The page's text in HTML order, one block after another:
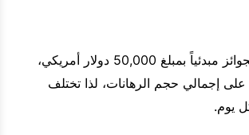
تم تحديد مجموع الجوائز مبدئياً بمبلغ 50,000 دولار أمريكي،
على إجمالي حجم الرهانات، لذا تختلف
يوم.